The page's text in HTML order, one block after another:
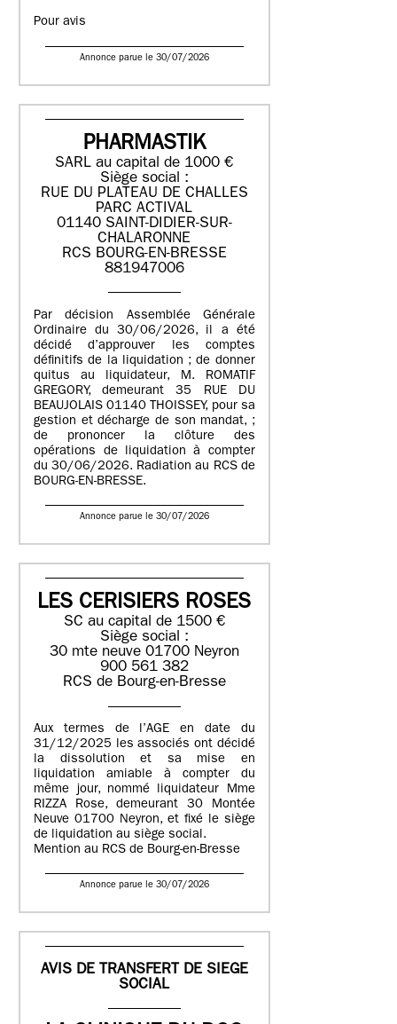
Pour avis
Annonce parue le 30/07/2026
PHARMASTIK
SARL au capital de 1000 €
Siège social :
RUE DU PLATEAU DE CHALLES
PARC ACTIVAL
01140 SAINT-DIDIER-SUR-
CHALARONNE
RCS BOURG-EN-BRESSE
881947006
Par décision Assemblée Générale
Ordinaire du 30/06/2026, il a été
décidé d’approuver les comptes
définitifs de la liquidation ; de donner
quitus au liquidateur, M. ROMATIF
GREGORY, demeurant 35 RUE DU
BEAUJOLAIS 01140 THOISSEY, pour sa
gestion et décharge de son mandat, ;
de prononcer la clôture des
opérations de liquidation à compter
du 30/06/2026. Radiation au RCS de
BOURG-EN-BRESSE.
Annonce parue le 30/07/2026
LES CERISIERS ROSES
SC au capital de 1500 €
Siège social :
30 mte neuve 01700 Neyron
900 561 382
RCS de Bourg-en-Bresse
Aux termes de l’AGE en date du
31/12/2025 les associés ont décidé
la dissolution et sa mise en
liquidation amiable à compter du
même jour, nommé liquidateur Mme
RIZZA Rose, demeurant 30 Montée
Neuve 01700 Neyron, et fixé le siège
de liquidation au siège social.
Mention au RCS de Bourg-en-Bresse
Annonce parue le 30/07/2026
AVIS DE TRANSFERT DE SIEGE
SOCIAL